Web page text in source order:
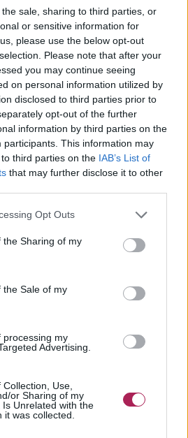
sale, sharing to third parties, or
or sensitive information for
please use the below opt-out
Please note that after your
you may continue seeing
on personal information utilized by
disclosed to third parties prior to
opt-out of the further
information by third parties on the
participants. This information may
third parties on the IAB’s List of
that may further disclose it to other
Opt Outs
the Sharing of my
the Sale of my
processing my
Advertising.
Use,
or Sharing of my
Unrelated with the
was collected.